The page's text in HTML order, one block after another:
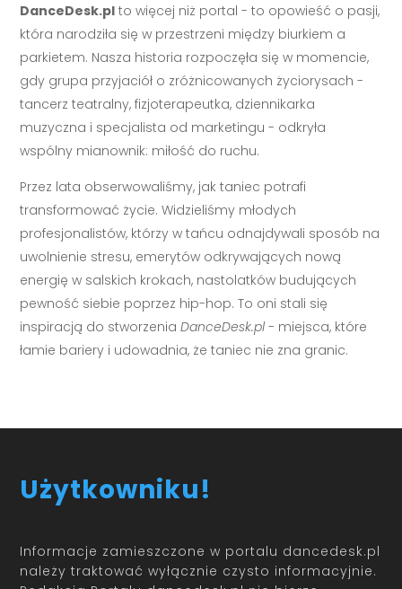
DanceDesk.pl to więcej niż portal - to opowieść o pasji,
która narodziła się w przestrzeni między biurkiem a
parkietem. Nasza historia rozpoczęła się w momencie,
gdy grupa przyjaciół o zróżnicowanych życiorysach -
tancerz teatralny, fizjoterapeutka, dziennikarka
muzyczna i specjalista od marketingu - odkryła
wspólny mianownik: miłość do ruchu.
Przez lata obserwowaliśmy, jak taniec potrafi
transformować życie. Widzieliśmy młodych
profesjonalistów, którzy w tańcu odnajdywali sposób na
uwolnienie stresu, emerytów odkrywających nową
energię w salskich krokach, nastolatków budujących
pewność siebie poprzez hip-hop. To oni stali się
inspiracją do stworzeniaDanceDesk.pl - miejsca, które
łamie bariery i udowadnia, że taniec nie zna granic.
Użytkowniku!
Informacje zamieszczone w portalu dancedesk.pl
należy traktować wyłącznie czysto informacyjnie.